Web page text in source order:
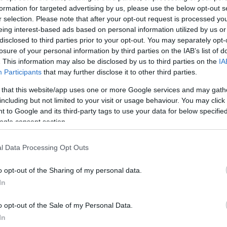
for targeted advertising by us, please use the below opt-out
selection. Please note that after your opt-out request is processed
interest-based ads based on personal information utilized by us
to third parties prior to your opt-out. You may separately
of your personal information by third parties on the IAB’s list of
This information may also be disclosed by us to third parties on the
Participants that may further disclose it to other third parties.
that this website/app uses one or more Google services and may
but not limited to your visit or usage behaviour. You may
to Google and its third-party tags to use your data for below
consent section.
Data Processing Opt Outs
opt-out of the Sharing of my personal data.
opt-out of the Sale of my Personal Data.
2018 το περιβαλλοντικό τέλος για τις λεπτές
μεταφοράς προσδιορίζεταιστην τιμή των 3
2019 το περιβαλλοντικό τέλος για τις λεπτές
μεταφοράς προσδιορίζεταιστην τιμή των 7
οι έμποροι
διαθέτει στον καταναλωτή λεπτές πλαστικές
πρώτη φορά στις 30 Απριλίου 2018, να υποβάλλει
Αρχή Δημοσίων Εσόδων (ΑΑΔΕ) δήλωση απόδοσης
στα παραστατικά πώλησης εμπορευμάτων ή
λογιστικά αρχεία που τηρεί η επιχείρηση.